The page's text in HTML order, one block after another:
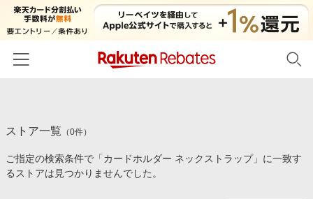
カテゴリー一覧
百貨店・総合ECモール
イベント一覧
ストア一覧 （0件）
ご指定の検索条件で「カードホルダー ネックストラップ」に一致す
るストアは見つかりませんでした。